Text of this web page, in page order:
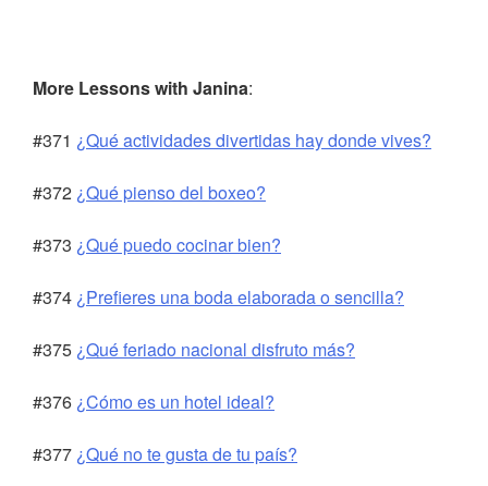
More Lessons with Janina:
#371 ¿Qué actividades divertidas hay donde vives?
#372 ¿Qué pienso del boxeo?
#373 ¿Qué puedo cocinar bien?
#374 ¿Prefieres una boda elaborada o sencilla?
#375 ¿Qué feriado nacional disfruto más?
#376 ¿Cómo es un hotel ideal?
#377 ¿Qué no te gusta de tu país?